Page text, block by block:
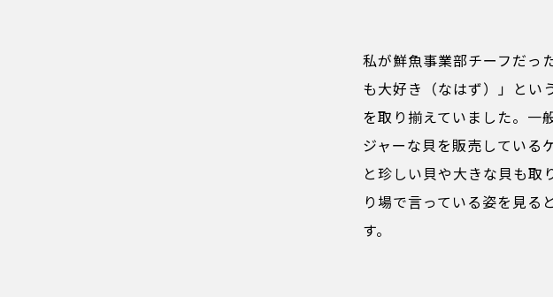
私が鮮魚事業部チーフだっ
も大好き（なはず）」とい
を取り揃えていました。一
ジャーな貝を販売している
と珍しい貝や大きな貝も取
り場で言っている姿を見る
す。